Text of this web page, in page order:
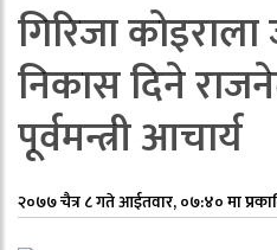
गिरिजा
निकास दिने
पूर्वमन्त्री आचार्य
२०७७ चैत्र ८ गते आईतवार, ०७:४० मा